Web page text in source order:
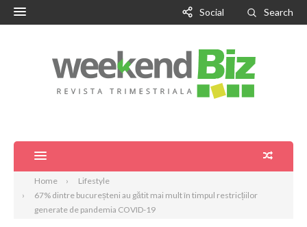
Social Search
Home
Lifestyle
67% dintre bucureșteni au gătit mai mult în timpul restricțiilor
generate de pandemia COVID-19